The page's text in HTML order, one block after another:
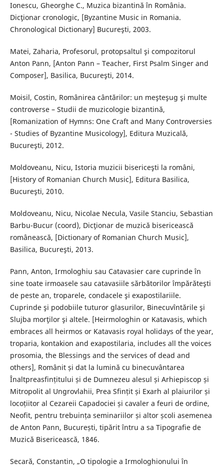
Ionescu, Gheorghe C., Muzica bizantină în România.
Dicţionar cronologic, [Byzantine Music in Romania.
Chronological Dictionary] Bucureşti, 2003.
Matei, Zaharia, Profesorul, protopsaltul şi compozitorul
Anton Pann, [Anton Pann – Teacher, First Psalm Singer and
Composer], Basilica, Bucureşti, 2014.
Moisil, Costin, Românirea cântărilor: un meşteşug şi multe
controverse – Studii de muzicologie bizantină,
[Romanization of Hymns: One Craft and Many Controversies
- Studies of Byzantine Musicology], Editura Muzicală,
Bucureşti, 2012.
Moldoveanu, Nicu, Istoria muzicii bisericeşti la români,
[History of Romanian Church Music], Editura Basilica,
Bucureşti, 2010.
Moldoveanu, Nicu, Nicolae Necula, Vasile Stanciu, Sebastian
Barbu-Bucur (coord), Dicţionar de muzică bisericească
românească, [Dictionary of Romanian Church Music],
Basilica, Bucureşti, 2013.
Pann, Anton, Irmologhiu sau Catavasier care cuprinde în
sine toate irmoasele sau catavasiile sărbătorilor împărăteşti
de peste an, troparele, condacele şi exapostilariile.
Cuprinde şi podobiile tuturor glasurilor, Binecuvîntările şi
Slujba morţilor şi altele. [Heirmologhin or Katavasis, which
embraces all heirmos or Katavasis royal holidays of the year,
troparia, kontakion and exapostilaria, includes all the voices
prosomia, the Blessings and the services of dead and
others], Românit și dat la lumină cu binecuvântarea
Înaltpreasfințitului și de Dumnezeu alesul și Arhiepiscop și
Mitropolit al Ungrovlahii, Prea Sfințit și Exarh al plaiurilor și
locoțiitor al Cezareii Capadociei și cavaler a feuri de ordine,
Neofit, pentru trebuința seminariilor și altor școli asemenea
de Anton Pann, București, tipărit întru a sa Tipografie de
Muzică Bisericească, 1846.
Secară, Constantin, „O tipologie a Irmologhionului în